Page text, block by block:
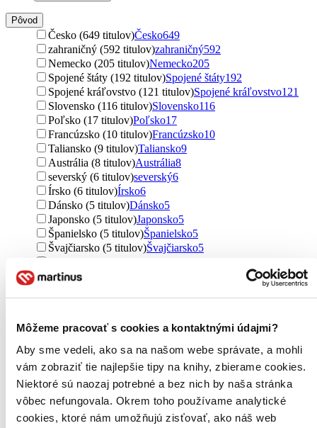
Môžeme pracovať s cookies a kontaktnými údajmi?
Aby sme vedeli, ako sa na našom webe správate, a mohli
vám zobraziť tie najlepšie tipy na knihy, zbierame cookies.
Niektoré sú naozaj potrebné a bez nich by naša stránka
vôbec nefungovala. Okrem toho používame analytické
cookies, ktoré nám umožňujú zisťovať, ako náš web
Pôvod
Česko (649 titulov)Česko649
zahraničný (592 titulov)zahraničný592
Nemecko (205 titulov)Nemecko205
Spojené štáty (192 titulov)Spojené štáty192
Spojené kráľovstvo (121 titulov)Spojené kráľovstvo121
Slovensko (116 titulov)Slovensko116
Poľsko (17 titulov)Poľsko17
Francúzsko (10 titulov)Francúzsko10
Taliansko (9 titulov)Taliansko9
Austrália (8 titulov)Austrália8
severský (6 titulov)severský6
Írsko (6 titulov)Írsko6
Dánsko (5 titulov)Dánsko5
Japonsko (5 titulov)Japonsko5
Španielsko (5 titulov)Španielsko5
Švajčiarsko (5 titulov)Švajčiarsko5
Rumunsko (3 tituly)
Švédsko (1 titul)Švédsko 1
Haiti (1 titul)Haiti1
Holandsko (1 titul)Holandsko
1
Portugalsko (1 titul)
Portugalsko
Ďalšie možnosti
Autor